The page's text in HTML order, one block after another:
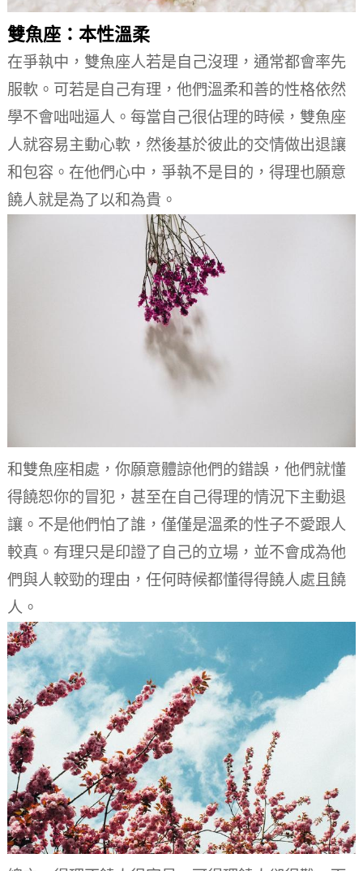
雙魚座：本性溫柔
在爭執中，雙魚座人若是自己沒理，通常都會率先
服軟。 可若是自己有理，他們溫柔和善的性格依然
學不會咄咄逼人。 每當自己很佔理的時候，雙魚座
人就容易主動心軟，然後基於彼此的交情做出退讓
和包容。 在他們心中，爭執不是目的，得理也願意
饒人就是為了以和為貴。
和雙魚座相處，你願意體諒他們的錯誤，他們就懂
得饒恕你的冒犯，甚至在自己得理的情況下主動退
讓。 不是他們怕了誰，僅僅是溫柔的性子不愛跟人
較真。 有理只是印證了自己的立場，並不會成為他
們與人較勁的理由，任何時候都懂得得饒人處且饒
人。